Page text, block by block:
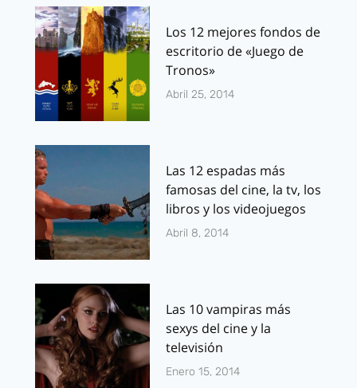
Los 12 mejores fondos de
escritorio de «Juego de
Tronos»
Abril 25, 2014
Las 12 espadas más
famosas del cine, la tv, los
libros y los videojuegos
Abril 8, 2014
Las 10 vampiras más
sexys del cine y la
televisión
Enero 15, 2014